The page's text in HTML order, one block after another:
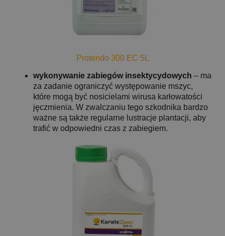
Protendo 300 EC 5L
wykonywanie zabiegów insektycydowych – ma
za zadanie ograniczyć występowanie mszyc,
które mogą być nosicielami wirusa karłowatości
jęczmienia. W zwalczaniu tego szkodnika bardzo
ważne są także regularne lustracje plantacji, aby
trafić w odpowiedni czas z zabiegiem.